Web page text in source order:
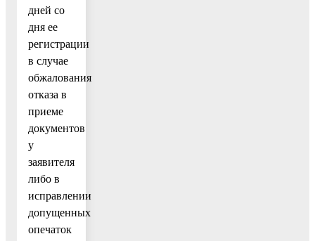
дней со
дня ее
регистрации
в случае
обжалования
отказа в
приеме
документов
у
заявителя
либо в
исправлении
допущенных
опечаток